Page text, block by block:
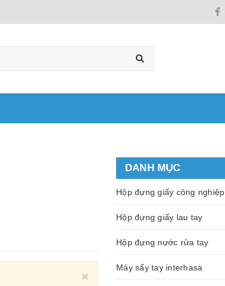
×
DANH MỤC
Hộp đựng giấy công nghiệp
Hộp đựng giấy lau tay
Hộp đựng nước rửa tay
Máy sấy tay interhasa